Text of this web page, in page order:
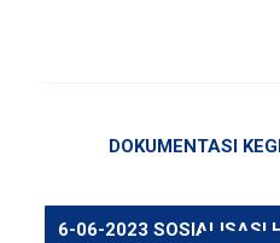
DOKUMENTASI
6-06-2023 SOSIALISASI